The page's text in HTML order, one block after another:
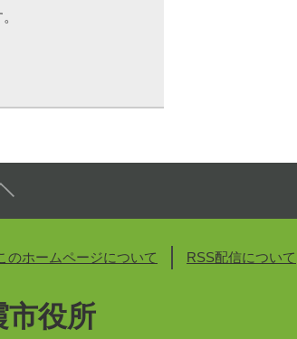
のホームページについて RSS配信について
市役所